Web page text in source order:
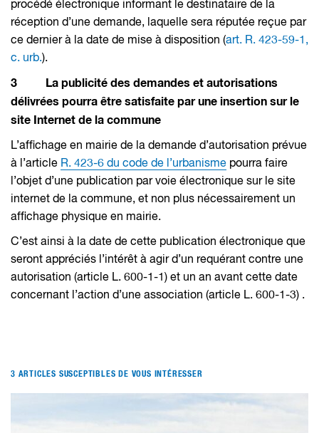
procédé électronique informant le destinataire de la
réception d’une demande, laquelle sera réputée reçue par
ce dernier à la date de mise à disposition (art. R. 423-59-1,
c. urb.).
3 La publicité des demandes et autorisations
délivrées pourra être satisfaite par une insertion sur le
site Internet de la commune
L’affichage en mairie de la demande d’autorisation prévue
à l’article R. 423-6 du code de l’urbanisme pourra faire
l’objet d’une publication par voie électronique sur le site
internet de la commune, et non plus nécessairement un
affichage physique en mairie.
C’est ainsi à la date de cette publication électronique que
seront appréciés l’intérêt à agir d’un requérant contre une
autorisation (article L. 600-1-1) et un an avant cette date
concernant l’action d’une association (article L. 600-1-3) .
3 ARTICLES SUSCEPTIBLES DE VOUS INTÉRESSER